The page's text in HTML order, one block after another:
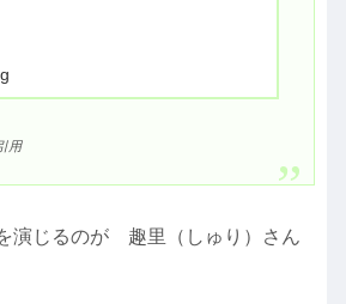
用
演じるのが 趣里（しゅり）さん